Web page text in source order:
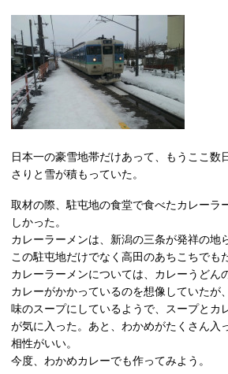
日本一の豪雪地帯だけあって、もうここ数
さりと雪が積もっていた。
取材の際、駐屯地の食堂で食べたカレーラ
しかった。
カレーラーメンは、新潟の三条が発祥の地
この駐屯地だけでなく高田のあちこちでも
カレーラーメンについては、カレーうどん
カレーがかかっているのを想像していたが
味のスープにしているようで、スープとカ
が気に入った。あと、わかめがたくさん入
相性がいい。
今度、わかめカレーでも作ってみよう。